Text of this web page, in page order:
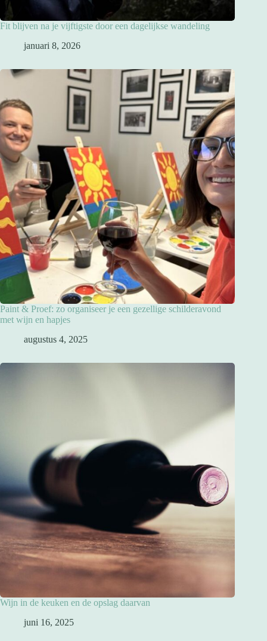
Fit blijven na je vijftigste door een dagelijkse wandeling
januari 8, 2026
Paint & Proef: zo organiseer je een gezellige schilderavond
met wijn en hapjes
augustus 4, 2025
Wijn in de keuken en de opslag daarvan
juni 16, 2025